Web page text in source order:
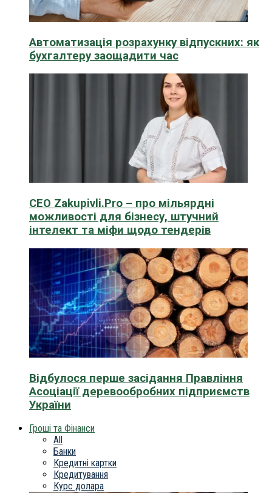
Автоматизація розрахунку відпускних: як
бухгалтеру заощадити час
CEO Zakupivli.Pro – про мільярдні
можливості для бізнесу, штучний
інтелект та міфи щодо тендерів
Відбулося перше засідання Правління
Асоціації деревообробних підприємств
України
Гроші та Фінанси
All
Банки
Кредитні картки
Кредитування
Курс долара